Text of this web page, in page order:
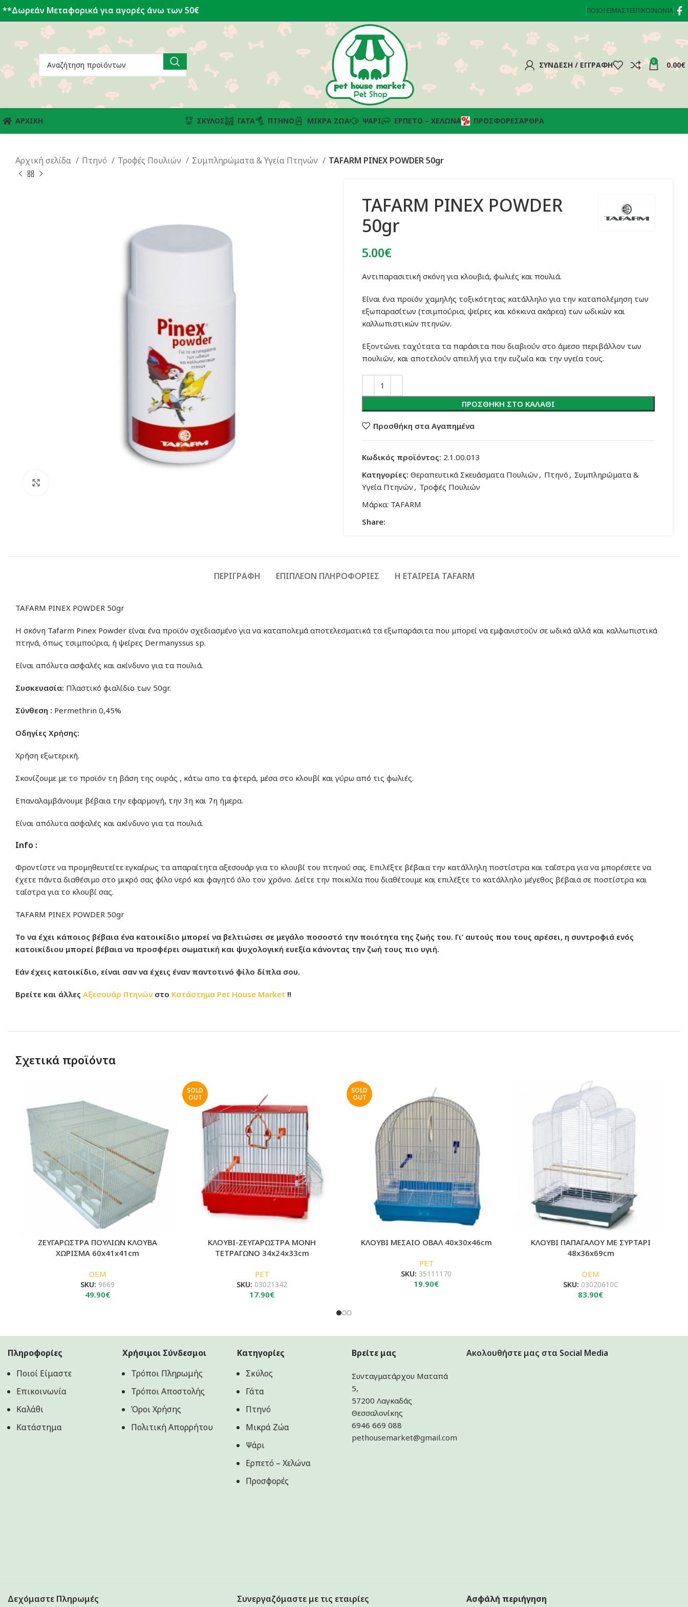
**Δωρεάν Μεταφορικά για αγορές άνω των 50€ ΠΟΙΟΊ ΕΊΜΑΣΤΕΕΠΙΚΟΙΝΩΝΊΑ
ΣΎΝΔΕΣΗ / ΕΓΓΡΑΦΉ 0 0.00€
ΑΡΧΙΚΗ ΣΚΎΛΟΣ ΓΆΤΑ ΠΤΗΝΌ ΜΙΚΡΆ ΖΏΑ ΨΆΡΙ ΕΡΠΕΤΌ – ΧΕΛΏΝΑ ΠΡΟΣΦΟΡΈΣΆΡΘΡΑ
Αρχική σελίδα Πτηνό Τροφές Πουλιών Συμπληρώματα & Υγεία Πτηνών TAFARM PINEX POWDER 50gr
TAFARM PINEX POWDER
50gr
5.00€
Aντιπαρασιτική σκόνη για κλουβιά, φωλιές και πουλιά.
Είναι ένα προϊόν χαμηλής τοξικότητας κατάλληλο για την καταπολέμηση των
εξωπαρασίτων (τσιμπούρια, ψείρες και κόκκινα ακάρεα) των ωδικών και
καλλωπιστικών πτηνών.
Εξοντώνει ταχύτατα τα παράσιτα που διαβιούν στο άμεσο περιβάλλον των
πουλιών, και αποτελούν απειλή για την ευζωία και την υγεία τους.
ΠΡΟΣΘΉΚΗ ΣΤΟ ΚΑΛΆΘΙ
Προσθήκη στα Αγαπημένα
Κωδικός προϊόντος: 2.1.00.013
Κατηγορίες: Θεραπευτικά Σκευάσματα Πουλιών , Πτηνό , Συμπληρώματα &
Υγεία Πτηνών , Τροφές Πουλιών
Μάρκα: TAFARM
Share:
ΠΕΡΙΓΡΑΦΉ ΕΠΙΠΛΈΟΝ ΠΛΗΡΟΦΟΡΊΕΣ Η ΕΤΑΙΡΕΙΑ TAFARM
TAFARM PINEX POWDER 50gr
Η σκόνη Tafarm Pinex Powder είναι ένα προϊόν σχεδιασμένο για να καταπολεμά αποτελεσματικά τα εξωπαράσιτα που μπορεί να εμφανιστούν σε ωδικά αλλά και καλλωπιστικά
πτηνά, όπως τσιμπούρια, ή ψείρες Dermanyssus sp.
Είναι απόλυτα ασφαλές και ακίνδυνο για τα πουλιά.
Συσκευασία: Πλαστικό φιαλίδιο των 50gr.
Σύνθεση : Permethrin 0,45%
Οδηγίες Χρήσης:
Χρήση εξωτερική.
Σκονίζουμε με το προϊόν τη βάση της ουράς , κάτω απο τα φτερά, μέσα στο κλουβί και γύρω από τις φωλιές.
Επαναλαμβάνουμε βέβαια την εφαρμογή, την 3η και 7η ήμερα.
Είναι απόλυτα ασφαλές και ακίνδυνο για τα πουλιά.
Info :
Φροντίστε να προμηθευτείτε εγκαίρως τα απαραίτητα αξεσουάρ για το κλουβί του πτηνού σας. Επιλέξτε βέβαια την κατάλληλη ποστίστρα και ταΐστρα για να μπορέσετε να
έχετε πάντα διαθέσιμο στο μικρό σας φίλο νερό και φαγητό όλο τον χρόνο. Δείτε την ποικιλία που διαθέτουμε και επιλέξτε το κατάλληλο μέγεθος βέβαια σε ποστίστρα και
ταΐστρα για το κλουβί σας.
TAFARM PINEX POWDER 50gr
Το να έχει κάποιος βέβαια ένα κατοικίδιο μπορεί να βελτιώσει σε μεγάλο ποσοστό την ποιότητα της ζωής του. Γι’ αυτούς που τους αρέσει, η συντροφιά ενός
κατοικίδιου μπορεί βέβαια να προσφέρει σωματική και ψυχολογική ευεξία κάνοντας την ζωή τους πιο υγιή.
Εάν έχεις κατοικίδιο, είναι σαν να έχεις έναν παντοτινό φίλο δίπλα σου.
Βρείτε και άλλες Αξεσουάρ Πτηνών στο Κατάστημα Pet House Market !!
Σχετικά προϊόντα
ΖΕΥΓΑΡΩΣΤΡΑ ΠΟΥΛΙΩΝ ΚΛΟΥΒΑ
ΧΩΡΙΣΜΑ 60x41x41cm
OEM
SKU: 9669
49.90€
SOLD
OUT
ΚΛΟΥΒΙ-ΖΕΥΓΑΡΩΣΤΡΑ ΜΟΝΗ
ΤΕΤΡΑΓΩΝΟ 34x24x33cm
PET
SKU: 03021342
17.90€
SOLD
OUT
ΚΛΟΥΒΙ ΜΕΣΑΙΟ ΟΒΑΛ 40x30x46cm
PET
SKU: 35111170
19.90€
ΚΛΟΥΒΙ ΠΑΠΑΓΑΛΟΥ ΜΕ ΣΥΡΤΑΡΙ
48x36x69cm
OEM
SKU: 03020610C
83.90€
Πληροφορίες
Ποιοί Είμαστε
Επικοινωνία
Καλάθι
Κατάστημα
Χρήσιμοι Σύνδεσμοι
Τρόποι Πληρωμής
Τρόποι Αποστολής
Όροι Χρήσης
Πολιτική Aπορρήτου
Κατηγορίες
Σκύλος
Γάτα
Πτηνό
Μικρά Ζώα
Ψάρι
Ερπετό – Χελώνα
Προσφορές
Βρείτε μας
Συνταγματάρχου Ματαπά
5,
57200 Λαγκαδάς
Θεσσαλονίκης
6946 669 088
pethousemarket@gmail.com
Ακολουθήστε μας στα Social Media
Δεχόμαστε Πληρωμές Συνεργαζόμαστε με τις εταιρίες Ασφάλή περιήγηση